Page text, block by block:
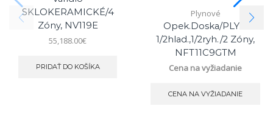
SKLOKERAMICKÉ/4
Zóny, NV119E
55,188.00€
PRIDAŤ DO KOŠÍKA
Plynové
Opek.doska/PLYN
1/2hlad.,1/2ryh./2 Zóny,
NFT11C9GTM
Cena na vyžiadanie
CENA NA VYŽIADANIE